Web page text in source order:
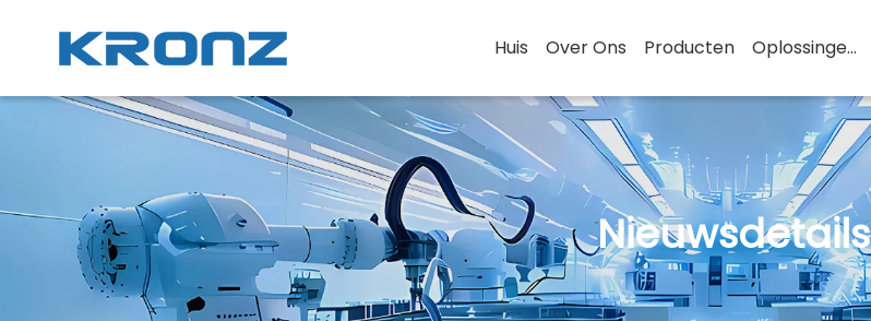
Huis Over Ons Producten Oplossingen
Nieuwsdetails